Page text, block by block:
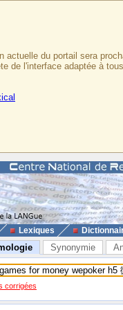
du portail sera
de l'interface adaptée à
Lexiques
Synonymie
corrigées